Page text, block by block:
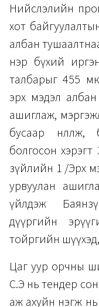
Нийслэлийн
хот
албан
нэр бүхий
талбарыг 455
эрх мэдэл
ашиглаж,
бусаар
болгосон
зүйлийн 1 /Эрх
урвуулан
үйлдэж
дүүргийн
тойргийн шүүхэд,
Цаг уур орчны
С.Э нь тендер
аж ахуйн нэгж